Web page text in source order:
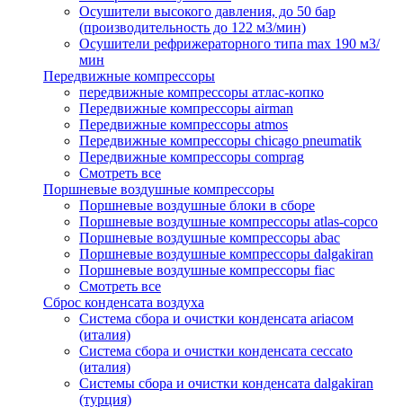
Осушители высокого давления, до 50 бар
(производительность до 122 м3/мин)
Осушители рефрижераторного типа max 190 м3/
мин
Передвижные компрессоры
передвижные компрессоры атлас-копко
Передвижные компрессоры airman
Передвижные компрессоры atmos
Передвижные компрессоры chicago pneumatik
Передвижные компрессоры comprag
Смотреть все
Поршневые воздушные компрессоры
Поршневые воздушные блоки в сборе
Поршневые воздушные компрессоры atlas-copco
Поршневые воздушные компрессоры abac
Поршневые воздушные компрессоры dalgakiran
Поршневые воздушные компрессоры fiac
Смотреть все
Сброс конденсата воздуха
Система сбора и очистки конденсата ariacом
(италия)
Система сбора и очистки конденсата ceccato
(италия)
Системы сбора и очистки конденсата dalgakiran
(турция)